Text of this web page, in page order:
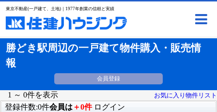
東京不動産(一戸建て、土地)｜1977年創業の信頼と実績
勝どき駅周辺の一戸建て物件購入・販売情
報
会員登録
1 ～ 0件を表示 お気に入り物件リスト
登録件数:0件会員は ＋0件 ログイン